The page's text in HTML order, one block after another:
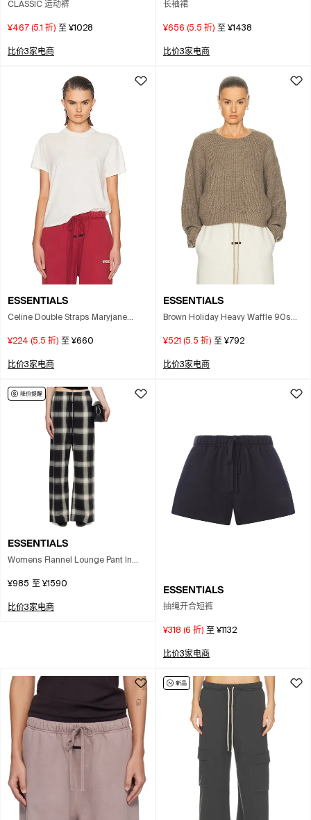
CLASSIC 运动裤
¥467 (5.1 折) 至 ¥1028
比价3家电商
长袖裙
¥656 (5.5 折) 至 ¥1438
比价3家电商
ESSENTIALS
Celine Double Straps Maryjane
¥224 (5.5 折) 至 ¥660
比价3家电商
ESSENTIALS
Brown Holiday Heavy Waffle 90s
¥521 (5.5 折) 至 ¥792
比价3家电商
ESSENTIALS
Womens Flannel Lounge Pant In
¥985 至 ¥1590
比价3家电商
ESSENTIALS
抽绳开合短裤
¥318 (6 折) 至 ¥1132
比价3家电商